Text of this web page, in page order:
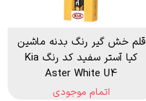
قلم خش گیر رنگ بدنه ماشین
کیا آستر سفید کد رنگ Kia
Aster White U4
اتمام موجودی